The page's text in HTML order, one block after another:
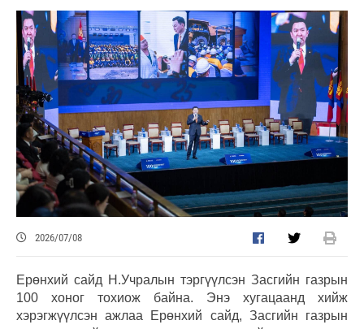
2026/07/08
Ерөнхий сайд Н.Учралын тэргүүлсэн Засгийн газрын
100 хоног тохиож байна. Энэ хугацаанд хийж
хэрэгжүүлсэн ажлаа Ерөнхий сайд, Засгийн газрын